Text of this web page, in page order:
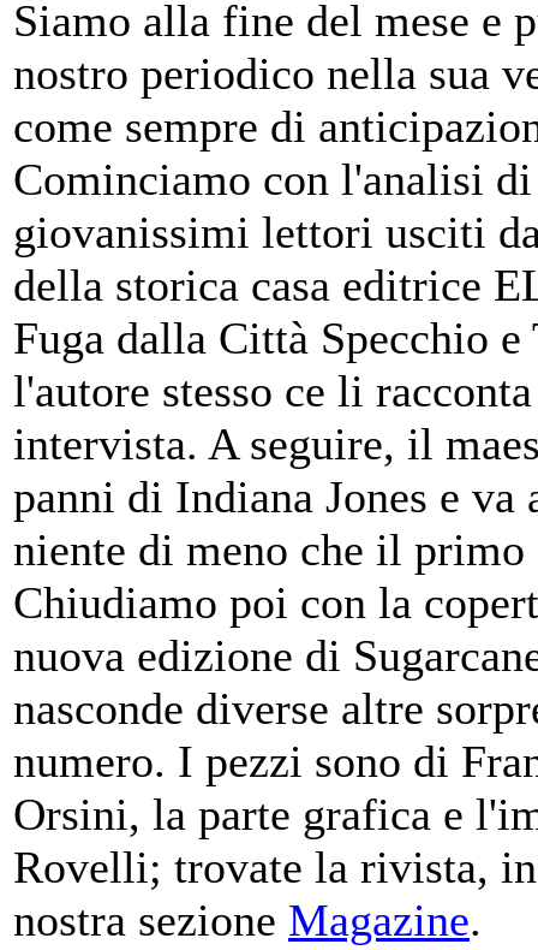
Siamo alla fine del mese e
nostro periodico nella sua
come sempre di
Cominciamo con l'analisi
giovanissimi lettori usciti
della storica casa editrice
Fuga dalla Città Specchio
l'autore stesso ce li
intervista. A seguire, il
panni di Indiana Jones e va
niente di meno che il
Chiudiamo poi con la
nuova edizione di
nasconde diverse altre
numero. I pezzi sono di
Orsini, la parte grafica e
Rovelli; trovate la rivista,
nostra sezione Magazine.